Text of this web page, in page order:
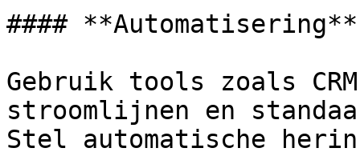
#### **Automatisering**
Gebruik tools zoals
stroomlijnen en
Stel automatische